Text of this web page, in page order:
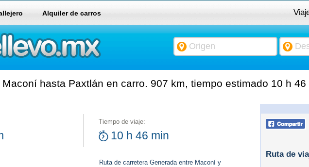
Alquiler de carros
hasta Paxtlán en carro. 907 km, tiempo estimado 10 h 46
Tiempo de viaje:
10 h 46 min
Ruta de carretera Generada entre Maconí y
Ruta de